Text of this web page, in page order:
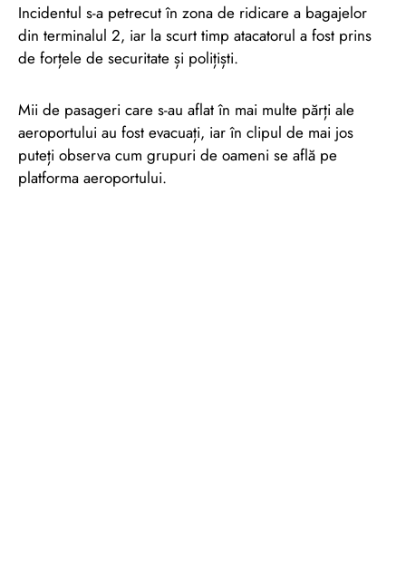
Incidentul s-a petrecut în zona de ridicare a bagajelor
din terminalul 2, iar la scurt timp atacatorul a fost prins
de forțele de securitate și polițiști.
Mii de pasageri care s-au aflat în mai multe părți ale
aeroportului au fost evacuați, iar în clipul de mai jos
puteți observa cum grupuri de oameni se află pe
platforma aeroportului.